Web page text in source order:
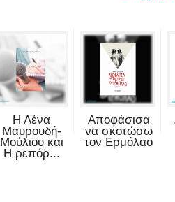
Η Λένα
Μαυρουδή-
Μούλιου και
Η ρεπόρ...
Αποφάσισα
να σκοτώσω
τον Ερμόλαο